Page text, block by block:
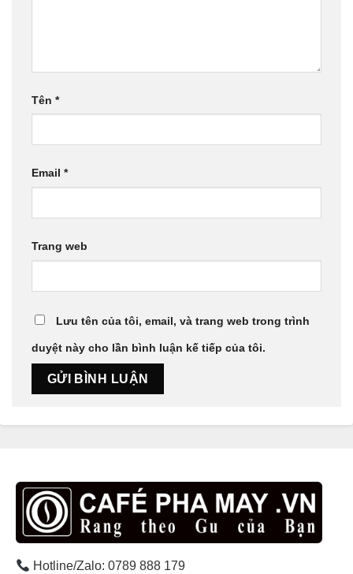
Tên *
Email *
Trang web
Lưu tên của tôi, email, và trang web trong trình
duyệt này cho lần bình luận kế tiếp của tôi.
Hotline/Zalo: 0789 888 179